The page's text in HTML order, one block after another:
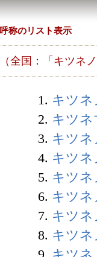
呼称のリスト表示
（全国：「キツネ
1. キツネ
2. キツネ
3. キツネ
4. キツネ
5. キツ
6. キツネ
7. キツネ
8. キツネ